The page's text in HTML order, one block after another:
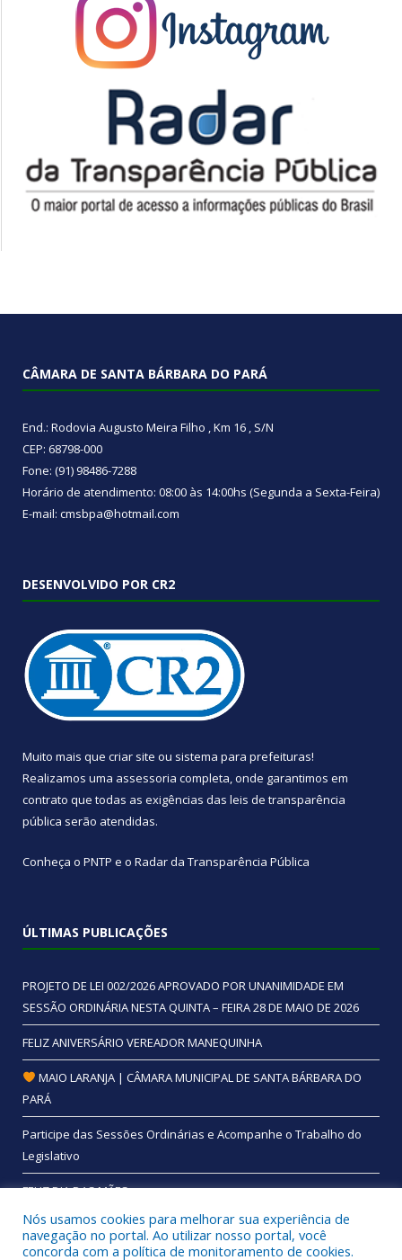
CÂMARA DE SANTA BÁRBARA DO PARÁ
End.: Rodovia Augusto Meira Filho , Km 16 , S/N
CEP: 68798-000
Fone: (91) 98486-7288
Horário de atendimento: 08:00 às 14:00hs (Segunda a Sexta-Feira)
E-mail: cmsbpa@hotmail.com
DESENVOLVIDO POR CR2
Muito mais que criar site ou sistema para prefeituras!
Realizamos uma assessoria completa, onde garantimos em
contrato que todas as exigências das leis de transparência
pública serão atendidas.
Conheça o PNTP e o Radar da Transparência Pública
ÚLTIMAS PUBLICAÇÕES
PROJETO DE LEI 002/2026 APROVADO POR UNANIMIDADE EM
SESSÃO ORDINÁRIA NESTA QUINTA – FEIRA 28 DE MAIO DE 2026
FELIZ ANIVERSÁRIO VEREADOR MANEQUINHA
MAIO LARANJA | CÂMARA MUNICIPAL DE SANTA BÁRBARA DO
PARÁ
Participe das Sessões Ordinárias e Acompanhe o Trabalho do
Legislativo
FELIZ DIA DAS MÃES
Nós usamos cookies para melhorar sua experiência de
navegação no portal. Ao utilizar nosso portal, você
concorda com a política de monitoramento de cookies.